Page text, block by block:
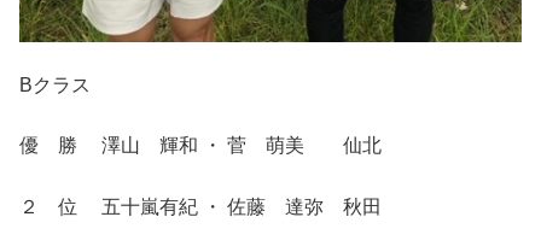
Bクラス
優 勝 澤山 輝和 ・ 菅 萌美 仙北
２ 位 五十嵐有紀 ・ 佐藤 達弥 秋田